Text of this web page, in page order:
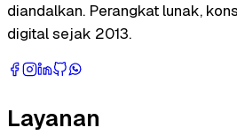
diandalkan. Perangkat lunak,
digital sejak 2013.
Layanan